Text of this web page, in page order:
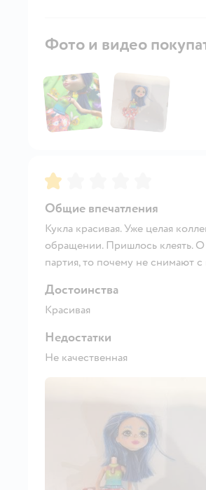
Фото и видео
Рейтинг:
Общие впечатления
Кукла красивая. Уже целая
обращении. Пришлось клеять. О
партия, то почему не снимают с
Достоинства
Красивая
Недостатки
Не качественная